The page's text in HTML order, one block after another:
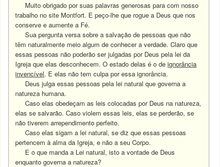
Muito obrigado por suas palavras generosas para com nosso
trabalho no site Montfort. E peço-lhe que rogue a Deus que nos
conserve e aumente a Fé.
Sua pergunta versa sobre a salvação de pessoas que não
têm naturalmente meio algum de conhecer a verdade. Claro que
essas pessoas não poderão ser julgadas por Deus pela lei da
Igreja que elas desconhecem. O estado delas é o deignorância
invencível. E elas não tem culpa por essa ignorância.
Deus julga essas pessoas pela lei natural que governa a
natureza humana.
Caso elas obedeçam as leis colocadas por Deus na natureza,
elas se salvarão. Caso violem essas leis, elas se perderão, se
não tiverem arrependimento perfeito.
Caso elas sigam a lei natural, se diz que essas pessoas
pertencem à alma da Igreja, e não a seu Corpo.
E o que manda a Lei natural, isto a vontade de Deus
enquanto governa a natureza?